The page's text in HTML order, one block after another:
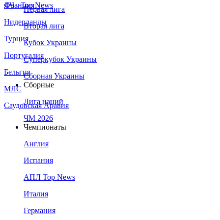
Франция
Нидерланды
Турция
Португалия
Бельгия
МЛС
Саудовская Аравия
ЛЧ - Top News
Первая лига
Вторая лига
Кубок Украины
Суперкубок Украины
Сборная Украины
Сборные
Лига наций
ЧМ 2026
Чемпионаты
Англия
Испания
АПЛ Top News
Италия
Германия